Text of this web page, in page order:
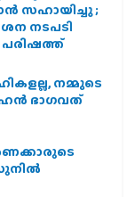
സഹായിച്ചു ;
നടപടി
പരിഷത്ത്
നമ്മുടെ
ഭാഗവത്
സുനിൽ